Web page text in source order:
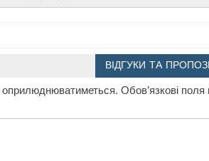
ВІДГУКИ ТА
Обов’язкові поля